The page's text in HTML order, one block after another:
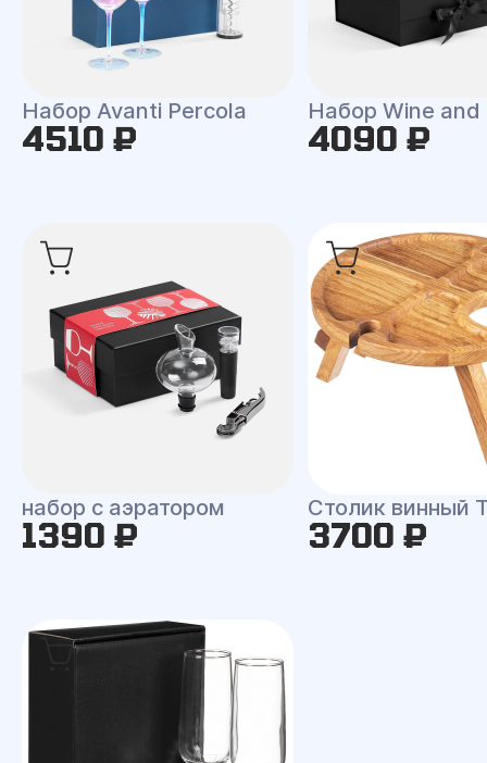
Набор Avanti Percola
4510 ₽
Набор Wine and
4090 ₽
набор с аэратором
1390 ₽
Столик винный
3700 ₽